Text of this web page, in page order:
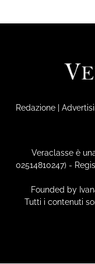
Redazione|
Veraclasse è
02514810247) -
Founded by
Tutti i contenuti